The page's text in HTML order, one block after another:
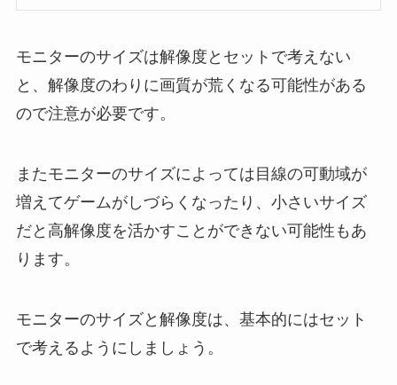
モニターのサイズは解像度とセットで考えない
と、解像度のわりに画質が荒くなる可能性がある
ので注意が必要です。
またモニターのサイズによっては目線の可動域が
増えてゲームがしづらくなったり、小さいサイズ
だと高解像度を活かすことができない可能性もあ
ります。
モニターのサイズと解像度は、基本的にはセット
で考えるようにしましょう。